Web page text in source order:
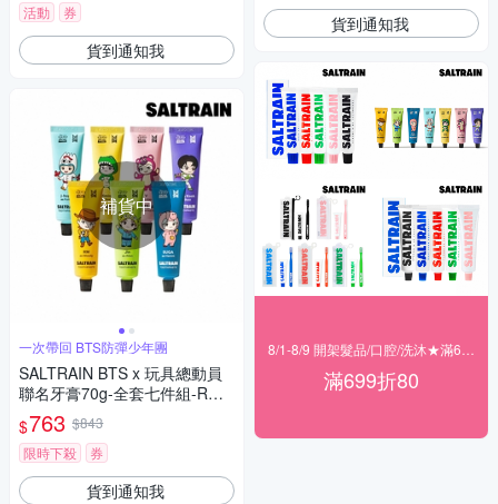
活動 券
貨到通知我
補貨中
一次帶回 BTS防彈少年團
SALTRAIN BTS x 玩具總動員
聯名牙膏70g-全套七件組-RM/J
in/SUGA/j-hop/Jimin/V/Jung K
ook
$763 $843
限時下殺
券
貨到通知我
貨到通知我
滿699折80